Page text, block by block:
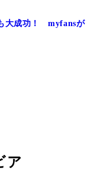
大成功！ myfansが
ア